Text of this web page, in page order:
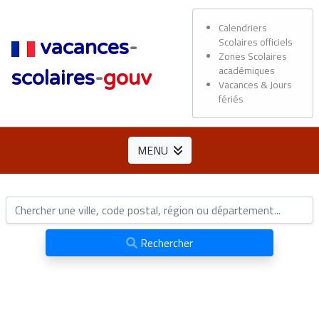
vacances-
scolaires-gouv
Calendriers
Scolaires officiels
Zones Scolaires
académiques
Vacances & Jours
fériés
MENU
Rechercher